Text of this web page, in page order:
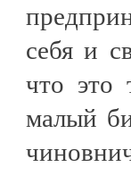
себя и
что это
малый